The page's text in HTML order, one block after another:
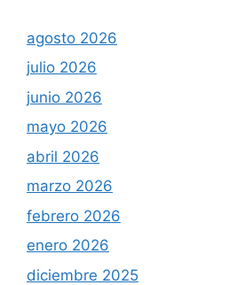
agosto 2026
julio 2026
junio 2026
mayo 2026
abril 2026
marzo 2026
febrero 2026
enero 2026
diciembre 2025